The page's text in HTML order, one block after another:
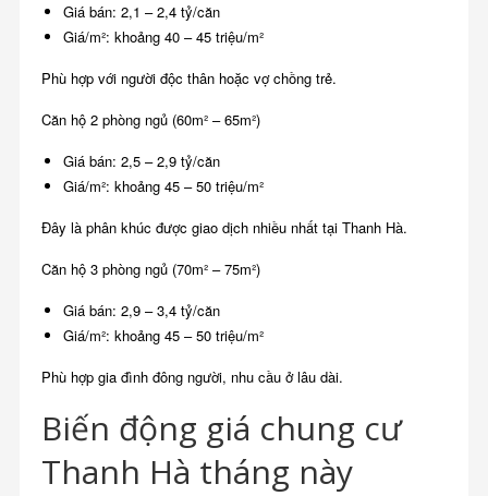
Giá bán: 2,1 – 2,4 tỷ/căn
Giá/m²: khoảng 40 – 45 triệu/m²
Phù hợp với người độc thân hoặc vợ chồng trẻ.
Căn hộ 2 phòng ngủ (60m² – 65m²)
Giá bán: 2,5 – 2,9 tỷ/căn
Giá/m²: khoảng 45 – 50 triệu/m²
Đây là phân khúc được giao dịch nhiều nhất tại Thanh Hà.
Căn hộ 3 phòng ngủ (70m² – 75m²)
Giá bán: 2,9 – 3,4 tỷ/căn
Giá/m²: khoảng 45 – 50 triệu/m²
Phù hợp gia đình đông người, nhu cầu ở lâu dài.
Biến động giá chung cư
Thanh Hà tháng này